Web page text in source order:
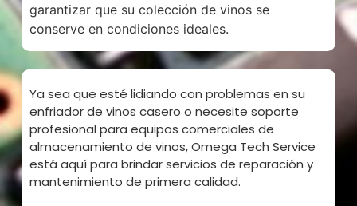
garantizar que su colección de vinos se
conserve en condiciones ideales.
Ya sea que esté lidiando con problemas en su
enfriador de vinos casero o necesite soporte
profesional para equipos comerciales de
almacenamiento de vinos, Omega Tech Service
está aquí para brindar servicios de reparación y
mantenimiento de primera calidad.